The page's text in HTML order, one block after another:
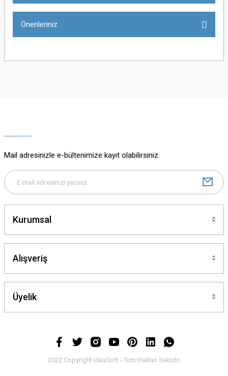
Önerileriniz
Ürün açıklamasında eksik bilgiler bulunuyor.
Ürün bilgilerinde hatalar bulunuyor.
Bu ürüne benzer farklı alternatifler olmalı.
Mail adresinizle e-bültenimize kayıt olabilirsiniz.
Kurumsal
Alışveriş
Üyelik
2022 Copyright IdeaSoft - Tüm Hakları Saklıdır.